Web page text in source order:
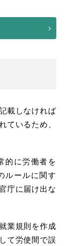
載しなければ
ているため、
的に労働者を
ルールに関す
庁に届け出な
業規則を作成
て労使間で誤